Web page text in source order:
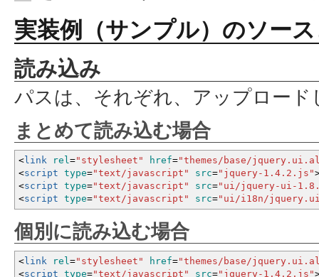
実装例（サンプル）のソー
読み込み
パスは、それぞれ、アップロード
まとめて読み込む場合
<link rel="stylesheet" href="themes/base/
<script type="text/javascript" src="jquery-1.4.2.js"
<script type="text/javascript" src="ui/jquery-ui-
<script type="text/javascript" src="ui/i18n/
個別に読み込む場合
<link rel="stylesheet" href="themes/base/
<script type="text/javascript" src="jquery-1.4.2.js"